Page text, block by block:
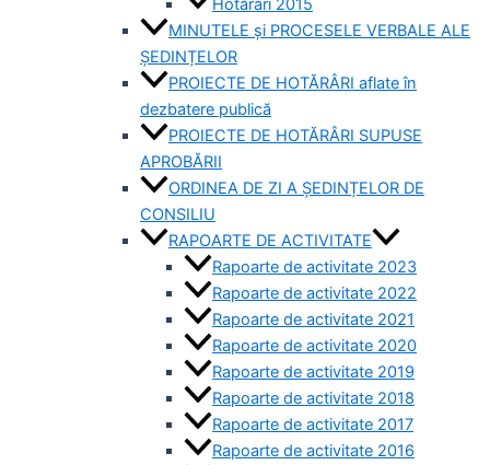
MINUTELE și PROCESELE VERBALE ALE
ȘEDINȚELOR
PROIECTE DE HOTĂRÂRI aflate în
dezbatere publică
PROIECTE DE HOTĂRÂRI SUPUSE
APROBĂRII
ORDINEA DE ZI A ȘEDINȚELOR DE
CONSILIU
RAPOARTE DE ACTIVITATE
Rapoarte de activitate 2023
Rapoarte de activitate 2022
Rapoarte de activitate 2021
Rapoarte de activitate 2020
Rapoarte de activitate 2019
Rapoarte de activitate 2018
Rapoarte de activitate 2017
Rapoarte de activitate 2016